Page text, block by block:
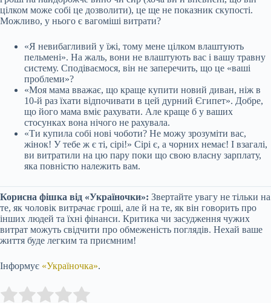
цілком може собі це дозволити), це ще не показник скупості.
Можливо, у нього є вагоміші витрати?
«Я невибагливий у їжі, тому мене цілком влаштують
пельмені». На жаль, вони не влаштують вас і вашу травну
систему. Сподіваємося, він не заперечить, що це «ваші
проблеми»?
«Моя мама вважає, що краще купити новий диван, ніж в
10-й раз їхати відпочивати в цей дурний Єгипет». Добре,
що його мама вміє рахувати. Але краще б у ваших
стосунках вона нічого не рахувала.
«Ти купила собі нові чоботи? Не можу зрозуміти вас,
жінок! У тебе ж є ті, сірі!» Сірі є, а чорних немає! І взагалі,
ви витратили на цю пару поки що свою власну зарплату,
яка повністю належить вам.
Корисна фішка від «Україночки»: Звертайте увагу не тільки на
те, як чоловік витрачає гроші, але й на те, як він говорить про
інших людей та їхні фінанси. Критика чи засудження чужих
витрат можуть свідчити про обмеженість поглядів. Нехай ваше
життя буде легким та приємним!
Інформує «Україночка».
Rate this item: